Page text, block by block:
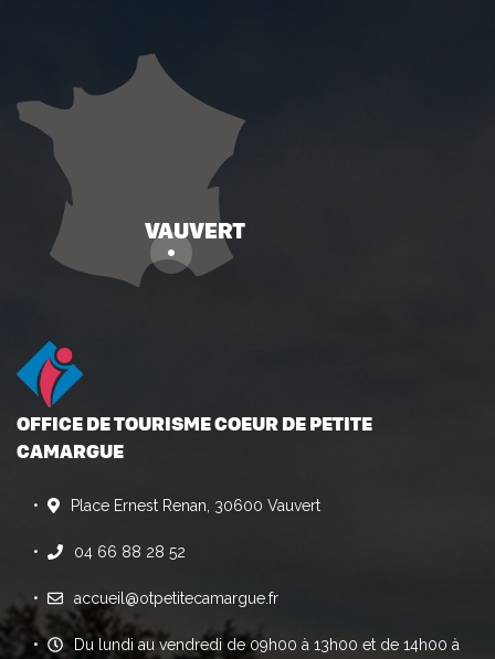
OFFICE DE TOURISME COEUR DE PETITE
CAMARGUE
Place Ernest Renan, 30600 Vauvert
04 66 88 28 52
accueil@otpetitecamargue.fr
Du lundi au vendredi de 09h00 à 13h00 et de 14h00 à